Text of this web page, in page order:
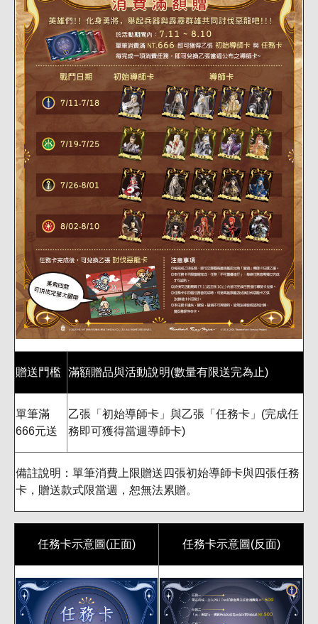
贈送門檻 滿額贈品與活動說明(數量有限送完為止)
單筆滿
666元送
乙張「初始導師卡」與乙張「任務卡」(完成任
務即可獲得當週導師卡)
備註說明：單筆消費上限贈送四張初始導師卡與四張任務
卡，贈送款式限當週，恕無法累贈。
任務卡示意圖(正面) 任務卡示意圖(反面)